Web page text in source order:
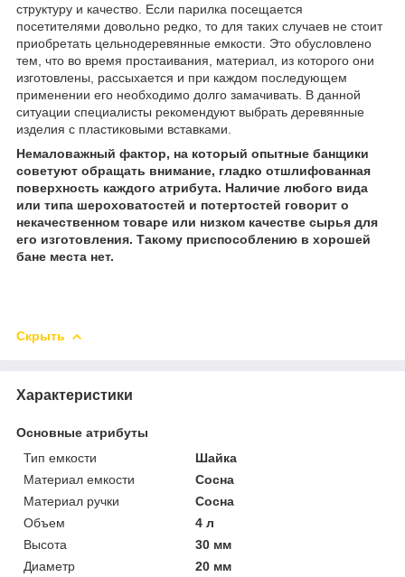
структуру и качество. Если парилка посещается
посетителями довольно редко, то для таких случаев не стоит
приобретать цельнодеревянные емкости. Это обусловлено
тем, что во время простаивания, материал, из которого они
изготовлены, рассыхается и при каждом последующем
применении его необходимо долго замачивать. В данной
ситуации специалисты рекомендуют выбрать деревянные
изделия с пластиковыми вставками.
Немаловажный фактор, на который опытные банщики
советуют обращать внимание, гладко отшлифованная
поверхность каждого атрибута. Наличие любого вида
или типа шероховатостей и потертостей говорит о
некачественном товаре или низком качестве сырья для
его изготовления. Такому приспособлению в хорошей
бане места нет.
Скрыть
Характеристики
Основные атрибуты
Тип емкости
Шайка
Материал емкости
Сосна
Материал ручки
Сосна
Объем
4 л
Высота
30 мм
Диаметр
20 мм